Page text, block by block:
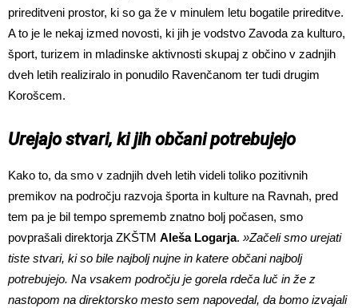
prireditveni prostor, ki so ga že v minulem letu bogatile prireditve.
A to je le nekaj izmed novosti, ki jih je vodstvo Zavoda za kulturo,
šport, turizem in mladinske aktivnosti skupaj z občino v zadnjih
dveh letih realiziralo in ponudilo Ravenčanom ter tudi drugim
Korošcem.
Urejajo stvari, ki jih občani potrebujejo
Kako to, da smo v zadnjih dveh letih videli toliko pozitivnih
premikov na področju razvoja športa in kulture na Ravnah, pred
tem pa je bil tempo sprememb znatno bolj počasen, smo
povprašali direktorja ZKŠTM Aleša Logarja. »Začeli smo urejati
tiste stvari, ki so bile najbolj nujne in katere občani najbolj
potrebujejo. Na vsakem področju je gorela rdeča luč in že z
nastopom na direktorsko mesto sem napovedal, da bomo izvajali